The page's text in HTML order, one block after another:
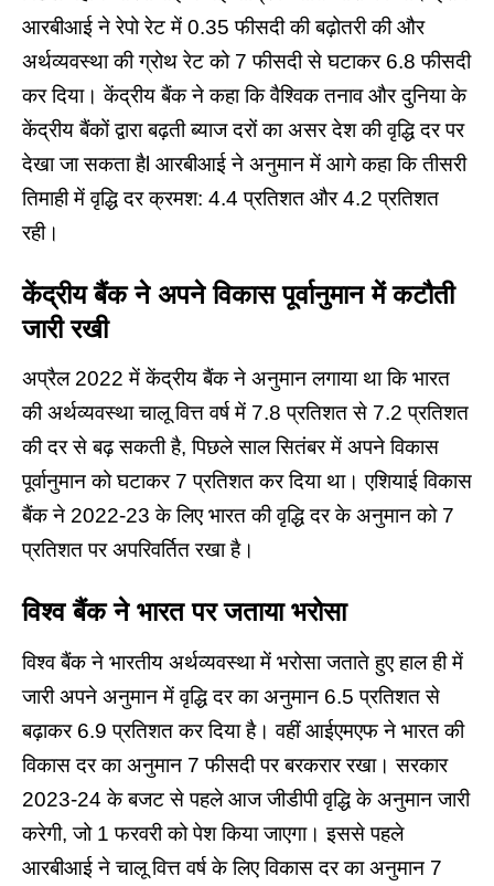
आरबीआई ने रेपो रेट में 0.35 फीसदी की बढ़ोतरी की और
अर्थव्यवस्थाकी ग्रोथ रेट को 7 फीसदी से घटाकर 6.8 फीसदी
कर दिया। केंद्रीय बैंक ने कहा कि वैश्विक तनाव और दुनिया के
केंद्रीय बैंकों द्वारा बढ़ती ब्याज दरों का असर देश की वृद्धि दर पर
देखा जा सकता हैl आरबीआईने अनुमान में आगे कहा कि तीसरी
तिमाही में वृद्धि दर क्रमश: 4.4 प्रतिशत और 4.2 प्रतिशत
रही।
केंद्रीय बैंक ने अपने विकास पूर्वानुमान में कटौती
जारी रखी
अप्रैल 2022 में केंद्रीय बैंक ने अनुमान लगाया था कि भारत
की अर्थव्यवस्था चालू वित्त वर्ष में 7.8 प्रतिशत से 7.2 प्रतिशत
की दर से बढ़ सकती है, पिछले साल सितंबर में अपने विकास
पूर्वानुमान को घटाकर 7 प्रतिशत कर दिया था।एशियाई विकास
बैंक ने 2022-23 के लिए भारत की वृद्धि दर के अनुमान को 7
प्रतिशत पर अपरिवर्तित रखा है।
विश्व बैंक ने भारत पर जताया भरोसा
विश्व बैंक ने भारतीय अर्थव्यवस्था में भरोसा जताते हुए हाल ही में
जारी अपने अनुमान में वृद्धि दर का अनुमान 6.5 प्रतिशत से
बढ़ाकर 6.9 प्रतिशत कर दिया है। वहीं आईएमएफ ने भारत की
विकास दर का अनुमान 7 फीसदी पर बरकरार रखा।सरकार
2023-24 के बजटसे पहले आज जीडीपी वृद्धि के अनुमान जारी
करेगी, जो 1 फरवरी को पेश किया जाएगा। इससे पहले
आरबीआई ने चालू वित्त वर्ष के लिए विकास दर का अनुमान 7